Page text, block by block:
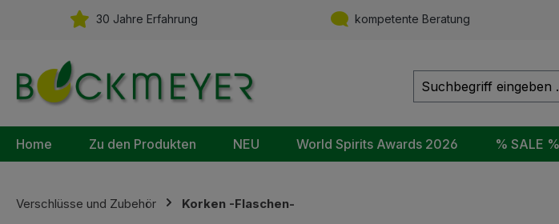
Hauptinhalt springen
Zur Suche springen
Zur Hauptnavigation springen
30 Jahre Erfahrung kompetente Beratung
Home Zu den Produkten NEU World Spirits Awards 2026 % SALE %
Verschlüsse und Zubehör Korken -Flaschen-